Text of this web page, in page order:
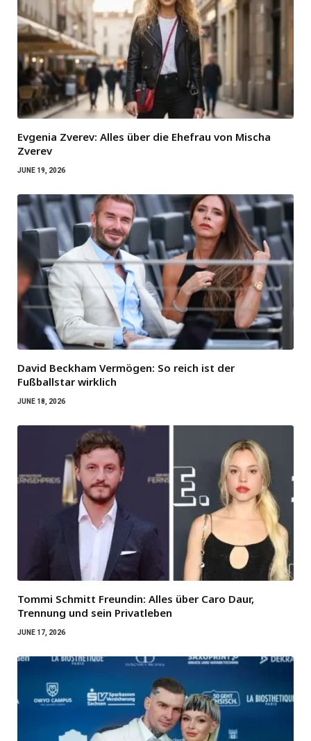
Evgenia Zverev: Alles über die Ehefrau von Mischa
Zverev
JUNE 19, 2026
David Beckham Vermögen: So reich ist der
Fußballstar wirklich
JUNE 18, 2026
Tommi Schmitt Freundin: Alles über Caro Daur,
Trennung und sein Privatleben
JUNE 17, 2026